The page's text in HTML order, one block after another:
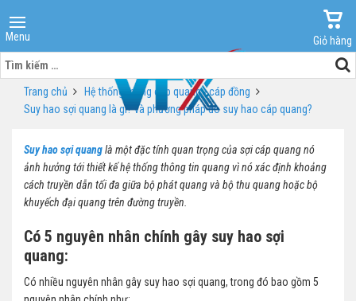
Menu
Giỏ hàng
Tìm
kiếm
Trang chủ
Hệ thống mạng cáp quang - cáp đồng
Suy hao sợi quang là gì? và phương pháp đo suy hao cáp quang?
Suy hao sợi quanglà một đặc tính quan trọng của sợi cáp quang nó
ảnh hưởng tới thiết kế hệ thống thông tin quang vì nó xác định khoảng
cách truyền dẫn tối đa giữa bộ phát quang và bộ thu quang hoặc bộ
khuyếch đại quang trên đường truyền.
Có 5 nguyên nhân chính gây suy hao sợi
quang:
Có nhiều nguyên nhân gây suy hao sợi quang, trong đó bao gồm 5